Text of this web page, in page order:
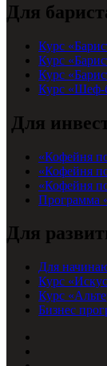
Для
Курс
Курс
Курс
Курс «Шеф-
Для
«Кофейня
«Кофейня
«Кофейня
Программа
Для
Для
Курс
Курс
Бизнес